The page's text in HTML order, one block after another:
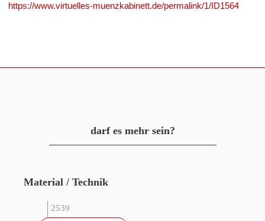
https://www.virtuelles-muenzkabinett.de/permalink/1/ID1564
darf es mehr sein?
Material / Technik
2539